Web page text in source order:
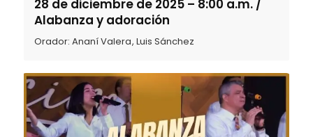
28 de diciembre de 2025 – 8:00 a.m. /
Alabanza y adoración
Orador:Ananí Valera,Luis Sánchez